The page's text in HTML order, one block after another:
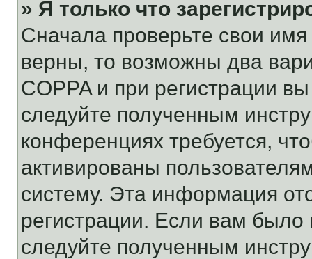
» Я только что
Сначала проверьте свои
верны, то возможны два
COPPA и при регистрации
следуйте полученным
конференциях требуется,
активированы
систему. Эта информация
регистрации. Если вам
следуйте полученным